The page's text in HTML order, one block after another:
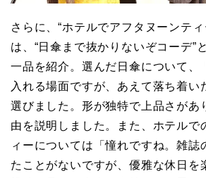
さらに、“ホテルでアフタヌーンテ
は、“日傘まで抜かりないぞコーデ”
一品を紹介。選んだ日傘について、
入れる場面ですが、あえて落ち着い
選びました。形が独特で上品さがあ
由を説明しました。また、ホテルで
ィーについては「憧れですね。雑誌
たことがないですが、優雅な休日を